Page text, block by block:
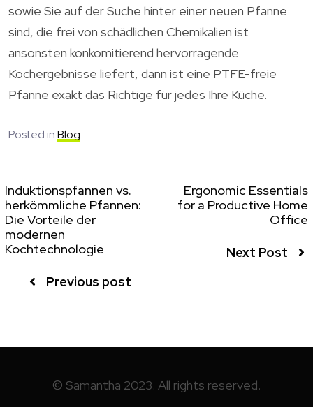
sowie Sie auf der Suche hinter einer neuen Pfanne
sind, die frei von schädlichen Chemikalien ist
ansonsten konkomitierend hervorragende
Kochergebnisse liefert, dann ist eine PTFE-freie
Pfanne exakt das Richtige für jedes Ihre Küche.
Posted inBlog
Induktionspfannen vs.
herkömmliche Pfannen:
Die Vorteile der
modernen
Kochtechnologie
Previous post
Ergonomic Essentials
for a Productive Home
Office
Next Post
© Samantha 2023. All rights reserved.